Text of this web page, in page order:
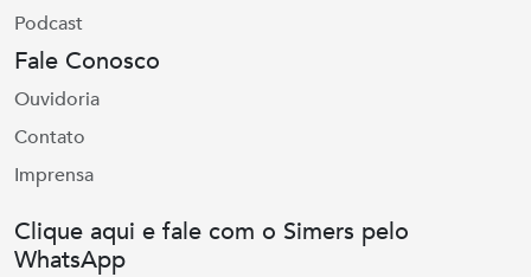
Podcast
Fale Conosco
Ouvidoria
Contato
Imprensa
Clique aqui e fale com o Simers pelo
WhatsApp